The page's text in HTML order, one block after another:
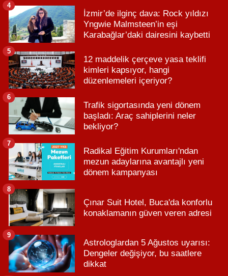
İzmir’de ilginç dava: Rock yıldızı
Yngwie Malmsteen’in eşi
Karabağlar’daki dairesini kaybetti
4
12 maddelik çerçeve yasa teklifi
kimleri kapsıyor, hangi
düzenlemeleri içeriyor?
5
Trafik sigortasında yeni dönem
başladı: Araç sahiplerini neler
bekliyor?
6
Radikal Eğitim Kurumları'ndan
mezun adaylarına avantajlı yeni
dönem kampanyası
7
Çınar Suit Hotel, Buca'da konforlu
konaklamanın güven veren adresi
8
Astrologlardan 5 Ağustos uyarısı:
Dengeler değişiyor, bu saatlere
dikkat
9